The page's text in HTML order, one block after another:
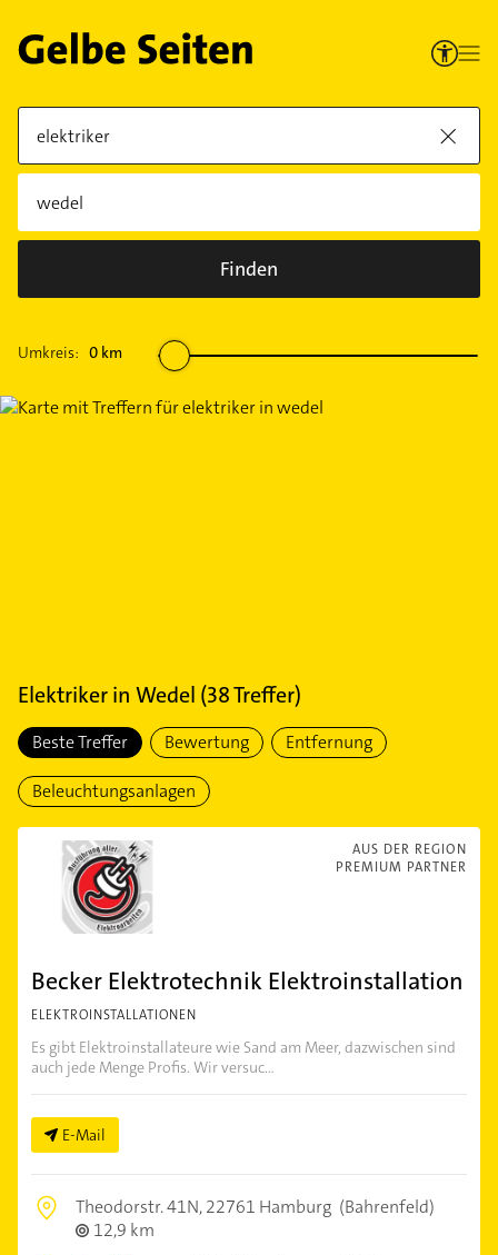
Finden
Umkreis: 0 km
Elektrikerin Wedel (38Treffer)
Beste Treffer Bewertung Entfernung
Beleuchtungsanlagen
AUS DER REGION
PREMIUM PARTNER
Becker Elektrotechnik Elektroinstallation
ELEKTROINSTALLATIONEN
Es gibt Elektroinstallateure wie Sand am Meer, dazwischen sind
auch jede Menge Profis. Wir versuc...
E-Mail
Theodorstr. 41N,22761 Hamburg (Bahrenfeld)
12,9 km